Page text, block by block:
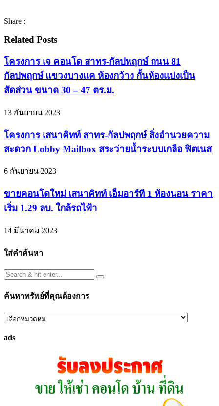
Share :
Related Posts
โครงการ เจ คอนโด สาทร-กัลปพฤกษ์ ถนน 81
กัลปพฤกษ์ แขวงบางแค ห้องกว้าง กั้นห้องเเบ่งเป็น
สัดส่วน ขนาด 30 – 47 ตร.ม.
13 กันยายน 2023
โครงการ เสนาคิทท์ สาทร-กัลปพฤกษ์ สิ่งอำนวยความ
สะดวก Lobby Mailbox สระว่ายน้ำระบบเกลือ ฟิตเนส
6 กันยายน 2023
ขายคอนโดใหม่ เสนาคิทท์ เอ็มอาร์ที 1 ห้องนอน ราคา
เริ่ม 1.29 ลบ. ใกล้รถไฟ้า
14 มีนาคม 2023
ใส่คำค้นหา
ค้นหาทรัพย์ที่คุณต้องการ
ค้นหา
ที่
ads